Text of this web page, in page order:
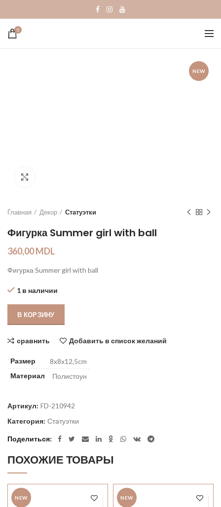
0
NEW
Главная Декор Статуэтки
Фигурка Summer girl with ball
360,00MDL
Фигурка Summer girl with ball
1 в наличии
В КОРЗИНУ
сравнить Добавить в список желаний
Размер
8x8x12,5cm
Материал
Полистоун
Артикул: FD-210942
Категория: Статуэтки
Поделиться
ПОХОЖИЕ ТОВАРЫ
NEW NEW